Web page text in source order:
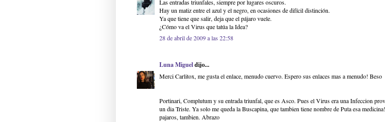
Las entradas triunfales, siempre por lugares oscuros.
Hay un matiz entre el azul y el negro, en ocasiones de difícil distinción.
Ya que tiene que salir, deja que el pájaro vuele.
¿Cómo va el Virus que tatúa la Idea?
28 de abril de 2009 a las 22:58
Luna Migueldijo...
Merci Carlitox, me gusta el enlace, menudo cuervo. Espero sus enlaces mas a menudo! Beso
Portinari, Complutum y su entrada triunfal, que es Asco. Pues el Virus era una Infeccion
un dia Triste. Ya solo me queda la Buscapina, que tambien tiene nombre de Puta esa
pajaros, tambien. Abrazo